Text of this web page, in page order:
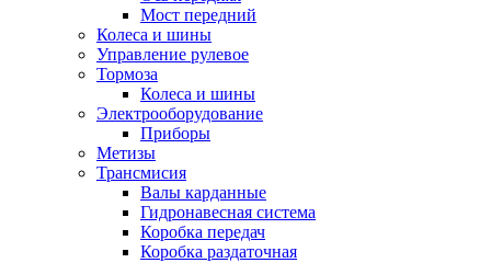
Мост передний
Колеса и шины
Управление рулевое
Тормоза
Колеса и шины
Электрооборудование
Приборы
Метизы
Трансмисия
Валы карданные
Гидронавесная система
Коробка передач
Коробка раздаточная